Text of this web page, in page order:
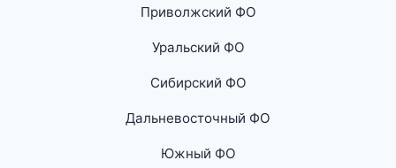
Приволжский ФО
Уральский ФО
Сибирский ФО
Дальневосточный ФО
Южный ФО